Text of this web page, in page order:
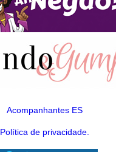
Acompanhantes ES
Política de privacidade.